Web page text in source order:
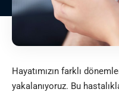
Hayatımızın farklı
yakalanıyoruz. Bu